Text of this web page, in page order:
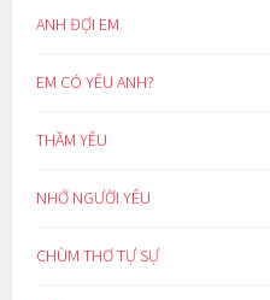
ANH ĐỢI EM
EM CÓ YÊU ANH?
THẦM YÊU
NHỚ NGƯỜI YÊU
CHÙM THƠ TỰ SỰ